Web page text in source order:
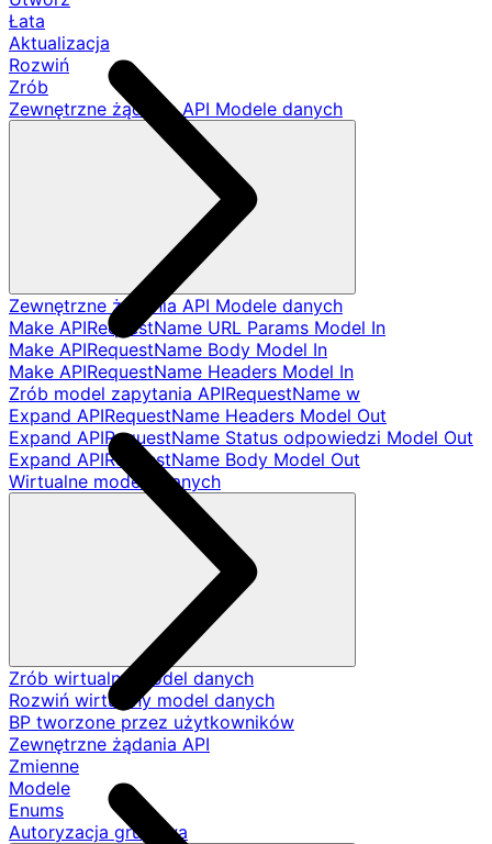
Łata
Aktualizacja
Rozwiń
Zrób
Zewnętrzne żądania API Modele danych
Zewnętrzne żądania API Modele danych
Make APIRequestName URL Params Model In
Make APIRequestName Body Model In
Make APIRequestName Headers Model In
Zrób model zapytania APIRequestName w
Expand APIRequestName Headers Model Out
Expand APIRequestName Status odpowiedzi Model Out
Expand APIRequestName Body Model Out
Wirtualne modele danych
Zrób wirtualny model danych
Rozwiń wirtualny model danych
BP tworzone przez użytkowników
Zewnętrzne żądania API
Zmienne
Modele
Enums
Autoryzacja grupowa